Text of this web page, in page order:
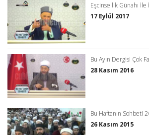
Eşcinsellik Günahı
17 Eylül 2017
Bu Ayın Dergisi Çok
28 Kasım 2016
Bu Haftanın Sohbeti
26 Kasım 2015